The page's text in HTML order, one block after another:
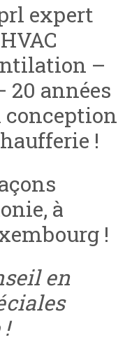
expert
–
années
conception
!
à
!
en